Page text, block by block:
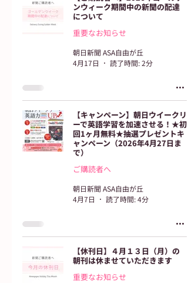
ンウィーク期間中の新聞の配達
について
重要なお知らせ
朝日新聞 ASA自由が丘
4月17日
読了時間: 2分
【キャンペーン】朝日ウイークリ
ーで英語学習を加速させる！★初
回1ヶ月無料★抽選プレゼントキ
ャンペーン（2026年4月27日ま
で）
ご購読者へ
朝日新聞 ASA自由が丘
4月7日
読了時間: 4分
【休刊日】４月１３日（月）の
朝刊は休ませていただきます
重要なお知らせ